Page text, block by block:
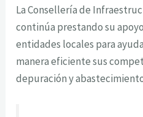
La Consellería de
continúa prestando su
entidades locales para
manera eficiente sus
depuración y